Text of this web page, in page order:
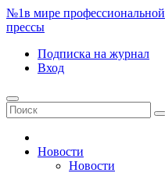
№1в мире профессиональной
прессы
Подписка на журнал
Вход
Новости
Новости